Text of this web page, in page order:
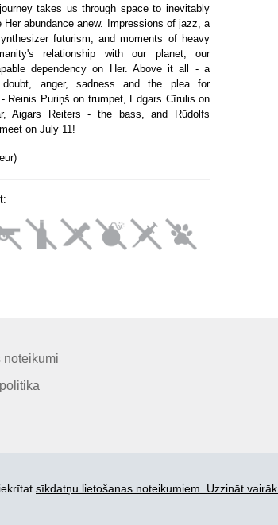
takes us through space to inevitably
abundance anew. Impressions of jazz, a
futurism, and moments of heavy
relationship with our planet, our
dependency on Her. Above it all - a
anger, sadness and the plea for
Reinis Puriņš on trumpet, Edgars Cīrulis on
Aigars Reiters - the bass, and Rūdolfs
on July 11!
noteikumi
SIA "BEZRINDAS.LV".
sīkdatņu lietošanas noteikumiem. Uzzināt vairāk.